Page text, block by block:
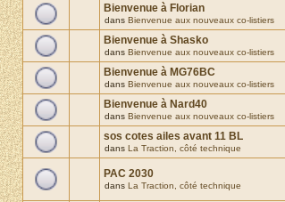
Bienvenue à Florian
dans Bienvenue aux nouveaux co-listiers
Bienvenue à Shasko
dans Bienvenue aux nouveaux co-listiers
Bienvenue à MG76BC
dans Bienvenue aux nouveaux co-listiers
Bienvenue à Nard40
dans Bienvenue aux nouveaux co-listiers
sos cotes ailes avant 11 BL
dans La Traction, côté technique
PAC 2030
dans La Traction, côté technique